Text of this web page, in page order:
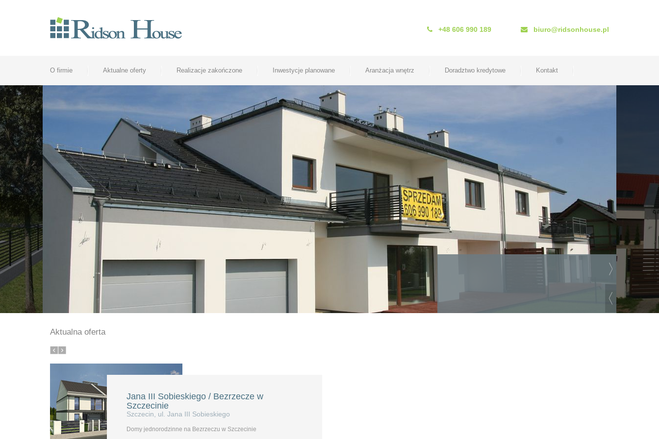
+48 606 990 189 biuro@ridsonhouse.pl
O firmie Aktualne oferty Realizacje zakończone Inwestycje planowane Aranżacja wnętrz Doradztwo kredytowe Kontakt
Aktualna oferta
Jana III Sobieskiego / Bezrzecze w
Szczecinie
Szczecin, ul. Jana III Sobieskiego
Domy jednorodzinne na Bezrzeczu w Szczecinie